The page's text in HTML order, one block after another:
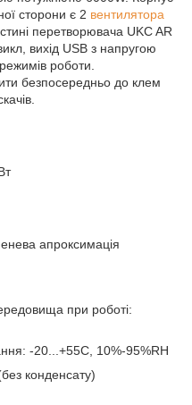
сторони є 2 вентилятора
перетворювача UKC AR
вихід USB з напругою
роботи.
безпосередньо до клем
апроксимація
при роботі:
-20...+55С, 10%-95%RH
конденсату)